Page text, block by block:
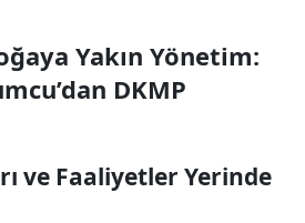
Yakın Yönetim:
DKMP
ve Faaliyetler Yerinde